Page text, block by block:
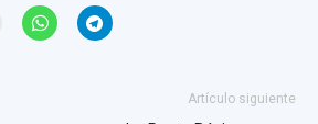
Artículo siguiente